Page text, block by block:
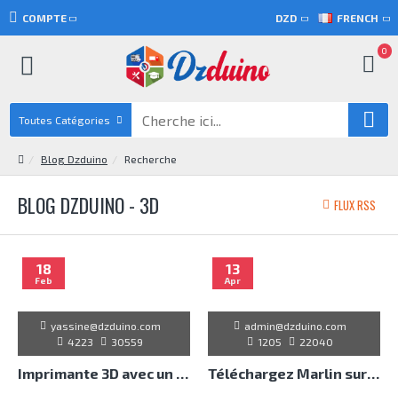
COMPTE DZD FRENCH
0
Toutes Catégories
Blog Dzduino Recherche
BLOG DZDUINO - 3D FLUX RSS
18
Feb
yassine@dzduino.com
4223
30559
Imprimante 3D avec un Arduino
13
Apr
admin@dzduino.com
1205
22040
Téléchargez Marlin sur une imprimante 3D en utilisant Arduino IDE